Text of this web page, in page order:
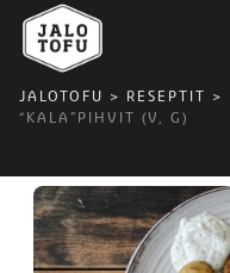
JALOTOFU > RESEPTIT >
“KALA”PIHVIT (V, G)